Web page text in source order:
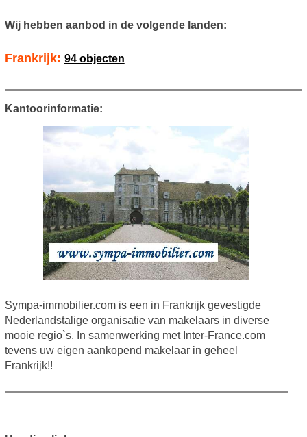
Wij hebben aanbod in de volgende landen:
Frankrijk: 94 objecten
Kantoorinformatie:
Sympa-immobilier.com is een in Frankrijk gevestigde
Nederlandstalige organisatie van makelaars in diverse
mooie regio`s. In samenwerking met Inter-France.com
tevens uw eigen aankopend makelaar in geheel
Frankrijk!!